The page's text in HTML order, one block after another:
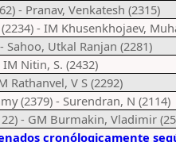
- Pranav, Venkatesh (2315)
- IM Khusenkhojaev,
Sahoo, Utkal Ranjan (2281)
Nitin, S. (2432)
Rathanvel, V S (2292)
(2379) - Surendran, N (2114)
- GM Burmakin, Vladimir
cronólogicamente